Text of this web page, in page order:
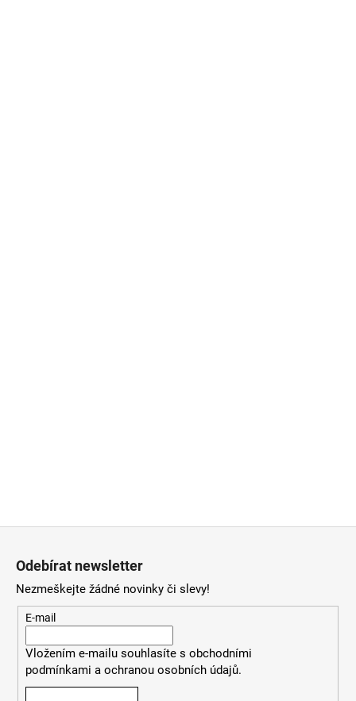
Odebírat newsletter
Nezmeškejte žádné novinky či slevy!
E-mail
Vložením e-mailu souhlasítes obchodními
podmínkami a ochranou osobních údajů.